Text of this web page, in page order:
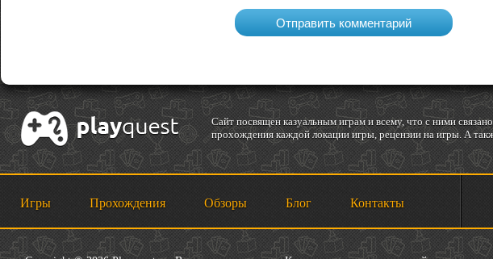
Cайт посвящен казуальным играм и всему, что с ними
прохождения каждой локации игры, рецензии на игры. А
Игры Прохождения Обзоры Блог Контакты